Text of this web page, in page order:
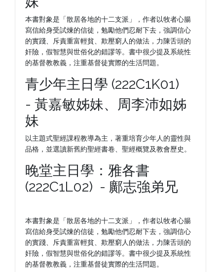
本書對象是「散居各地的十二支派」，作者以牧者心腸
寫信給身受試煉的信徒，勉勵他們忍耐下去，強調信心
的實踐、斥責重富輕貧、欺壓窮人的做法，力陳舌頭的
奸險，假智慧與世俗化的錯謬等。書中很少提及系統性
的基督教教義，注重基督徒實際的生活問題。
青少年主日學 (222C1K01)
- 黃嘉敏姊妹、周李沛如姊
妹
以主題式聖經課程教導為主，著重培育少年人的靈性與
品格，並選讀新舊約聖經書卷、聖經概覽及教會歷史。
晚堂主日學：雅各書
(222C1L02) - 鄺志強弟兄
本書對象是「散居各地的十二支派」，作者以牧者心腸
寫信給身受試煉的信徒，勉勵他們忍耐下去，強調信心
的實踐、斥責重富輕貧、欺壓窮人的做法，力陳舌頭的
奸險，假智慧與世俗化的錯謬等。書中很少提及系統性
的基督教教義，注重基督徒實際的生活問題。